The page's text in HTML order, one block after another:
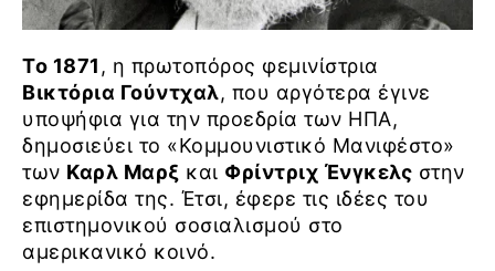
Το 1871, η πρωτοπόρος φεμινίστρια
Βικτόρια Γούντχαλ, που αργότερα έγινε
υποψήφια για την προεδρία των ΗΠΑ,
δημοσιεύει το «Κομμουνιστικό Μανιφέστο»
των Καρλ Μαρξ και Φρίντριχ Ένγκελς στην
εφημερίδα της. Έτσι, έφερε τις ιδέες του
επιστημονικού σοσιαλισμού στο
αμερικανικό κοινό.